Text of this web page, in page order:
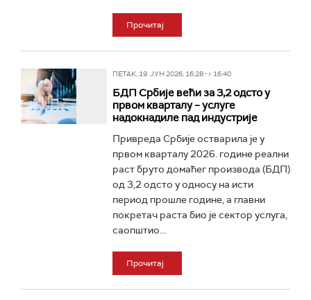
Прочитај
ПЕТАК, 19. ЈУН 2026, 16:28 -> 16:40
БДП Србије већи за 3,2 одсто у
првом кварталу – услуге
надокнадиле пад индустрије
Привреда Србије остварила је у
првом кварталу 2026. године реални
раст бруто домаћег производа (БДП)
од 3,2 одсто у односу на исти
период прошле године, а главни
покретач раста био је сектор услуга,
саопштио...
Прочитај